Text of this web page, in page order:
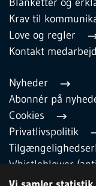
Krav til
Love og regler
Kontakt
Nyheder
Abonnér på
Cookies
Privatlivspolitik
Whistleblower
English